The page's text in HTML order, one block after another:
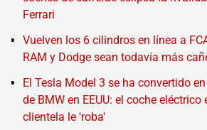
Ferrari
Vuelven los 6 cilindros en línea a
RAM y Dodge sean todavía más
El Tesla Model 3 se ha convertido
de BMW en EEUU: el coche eléctrico
clientela le 'roba'